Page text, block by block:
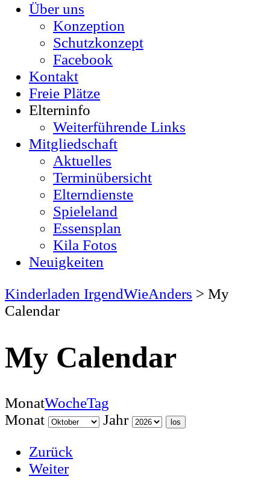
Über uns
Konzeption
Schutzkonzept
Facebook
Kontakt
Freie Plätze
Elterninfo
Weiterführende Links
Mitgliedschaft
Aktuelles
Terminübersicht
Elterndienste
Spieleland
Essensplan
Kila Fotos
Neuigkeiten
Kinderladen IrgendWieAnders > My
Calendar
My Calendar
MonatWocheTag
Monat
Jahr
Zurück
Weiter